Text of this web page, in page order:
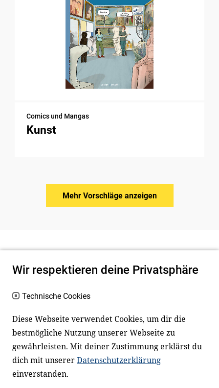
Comics und Mangas
Kunst
Mehr Vorschläge anzeigen
Newsletter
Facebook LinkedIn
Wir respektieren deine Privatsphäre
Technische Cookies
Diese Webseite verwendet Cookies, um dir die
bestmögliche Nutzung unserer Webseite zu
gewährleisten. Mit deiner Zustimmung erklärst du
dich mit unsererDatenschutzerklärung
einverstanden.